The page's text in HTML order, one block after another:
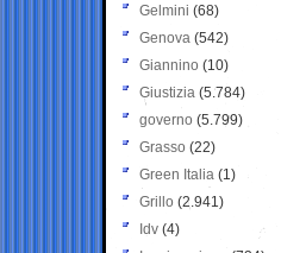
Gelmini (68)
Genova (542)
Giannino (10)
Giustizia (5.784)
governo (5.799)
Grasso (22)
Green Italia (1)
Grillo (2.941)
Idv (4)